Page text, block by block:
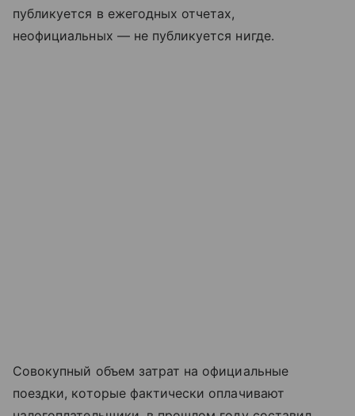
публикуется в ежегодных отчетах,
неофициальных — не публикуется нигде.
Совокупный объем затрат на официальные
поездки, которые фактически оплачивают